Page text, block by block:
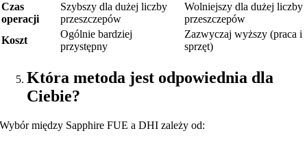
Czas
operacji
Szybszy dla dużej liczby
przeszczepów
Wolniejszy dla dużej liczby
przeszczepów
Koszt
Ogólnie bardziej
przystępny
Zazwyczaj wyższy (praca i
sprzęt)
Która metoda jest odpowiednia dla
Ciebie?
Wybór między Sapphire FUE a DHI zależy od: